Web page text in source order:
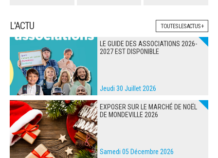
L'ACTU TOUTES LES ACTUS +
LE GUIDE DES ASSOCIATIONS 2026-
2027 EST DISPONIBLE
Jeudi 30 Juillet 2026
EXPOSER SUR LE MARCHÉ DE NOËL
DE MONDEVILLE 2026
Samedi 05 Décembre 2026
ARRÊTÉS MUNICIPAUX
DÉLIBÉRATIONS